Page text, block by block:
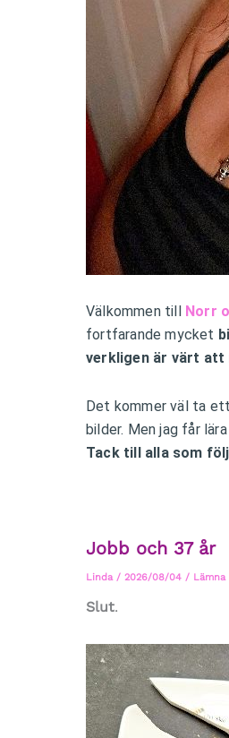
Välkommen till Norr
fortfarande mycket
verkligen är värt att
Det kommer väl ta
bilder. Men jag får
Tack till alla som
Jobb och 37 år
Linda / 2026/08/04 /
Slut.